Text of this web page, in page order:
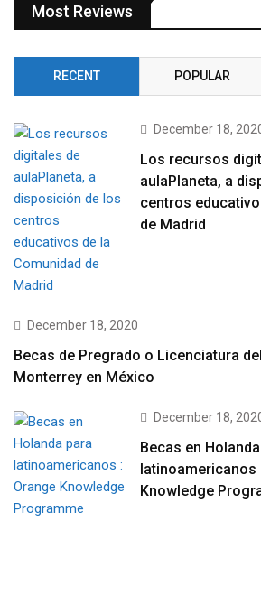
Most Reviews
RECENT POPULAR
December 18,
Los recursos
aulaPlaneta, a
centros
de Madrid
December 18, 2020
Becas de Pregrado o Licenciatura
Monterrey en México
December 18,
Becas en
latinoamericanos
Knowledge